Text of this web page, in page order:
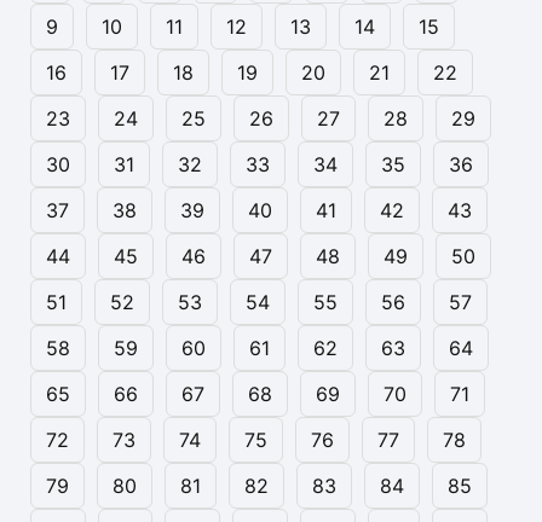
9
10 11 12 13 14
15
16
17 18 19 20 21
22
23
24 25 26 27 28
29
30
31 32 33 34 35
36
37
38 39 40 41 42
43
44
45 46 47 48 49
50
51
52 53 54 55 56
57
58
59 60 61 62 63
64
65
66 67 68 69 70
71
72
73 74 75 76 77
78
79
80 81 82 83 84
85